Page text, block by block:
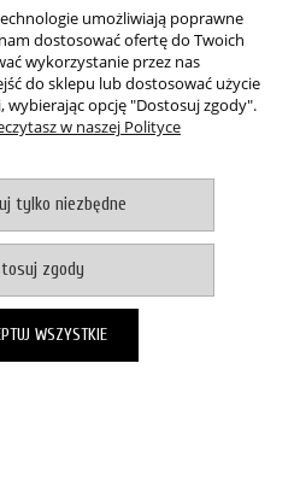
POMOC
KONTO
I DOSTAWA
O NAS
umożliwiają poprawne
dostosować ofertę do Twoich
wykorzystanie przez nas
do sklepu lub dostosować użycie
wybierając opcję "Dostosuj zgody".
w naszej Polityce
tylko niezbędne
zgody
WSZYSTKIE